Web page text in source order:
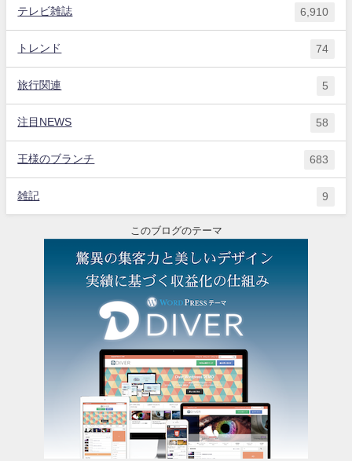
テレビ雑誌 6,910
トレンド 74
旅行関連 5
注目NEWS 58
王様のブランチ 683
雑記 9
このブログのテーマ